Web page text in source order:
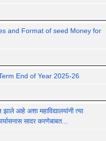
and Format of seed Money for
End of Year 2025-26
आहे अशा महाविद्यालयांनी त्या
सादर करणेबाबत...